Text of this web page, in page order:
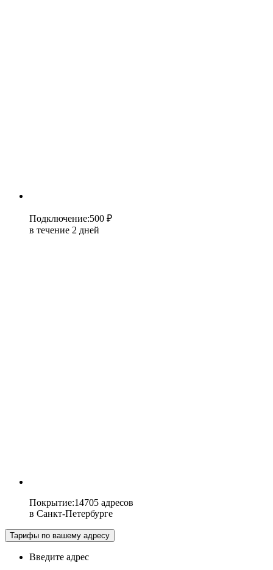
Подключение:500 ₽
в течение 2 дней
Покрытие:14705 адресов
в Санкт-Петербурге
Тарифы по вашему адресу
Введите адрес